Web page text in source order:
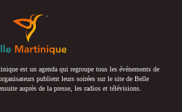
est un agenda qui regroupe tous les événements de
publient leurs soirées sur le site de Belle
auprès de la presse, les radios et télévisions.